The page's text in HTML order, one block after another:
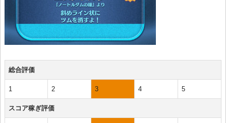
総合評価
1 2 3 4 5
スコア稼ぎ評価